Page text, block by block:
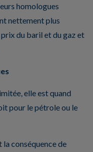
homologues
nettement plus
du baril et du gaz et
elle est quand
pour le pétrole ou le
la conséquence de